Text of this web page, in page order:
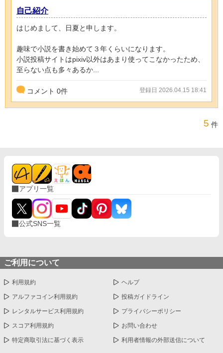
自己紹介
はじめまして、日夏と申します。
趣味で小説を書き始めて３年くらいになります。
小説投稿サイトはpixiv以外はあまり使ってこなかったため、
至らない点も多々あるか...
コメント 0件 登録日 2026.04.15 18:41
5 件
アプリ一覧
公式SNS一覧
ご利用について
利用規約 ヘルプ
アルファコイン利用規約 投稿ガイドライン
レンタルサービス利用規約 プライバシーポリシー
スコア利用規約 お問い合わせ
特定商取引法に基づく表示 利用者情報の外部送信について